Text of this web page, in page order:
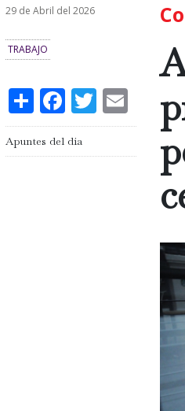
29 de Abril del 2026
TRABAJO
ShareFacebook
Twitter
Apuntes del día